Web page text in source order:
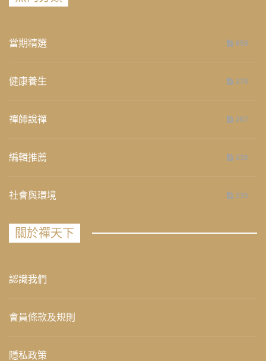
當期精選 658
健康養生 276
禪師說禪 267
編輯推薦 236
社會與環境 235
關於禪天下
認識我們
會員條款及規則
隱私政策